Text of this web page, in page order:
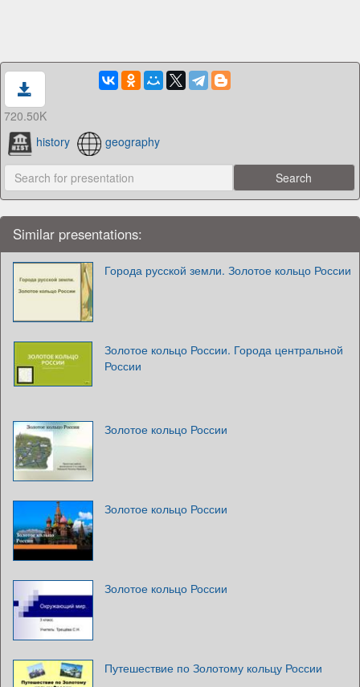
720.50K
history
geography
Similar presentations:
Города русской земли. Золотое кольцо России
Золотое кольцо России. Города центральной
России
Золотое кольцо России
Золотое кольцо России
Золотое кольцо России
Путешествие по Золотому кольцу России